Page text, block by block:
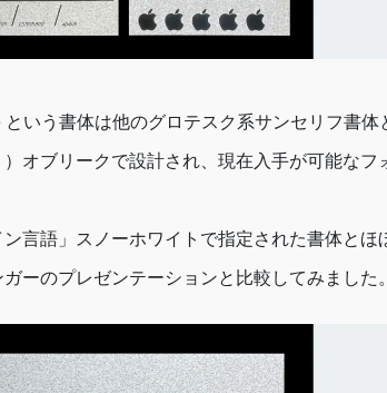
という書体は他のグロテスク系サンセリフ書
オブリークで設計され、現在入手が可能なフ
ン言語」スノーホワイトで指定された書体とほ
ーのプレゼンテーションと比較してみました。